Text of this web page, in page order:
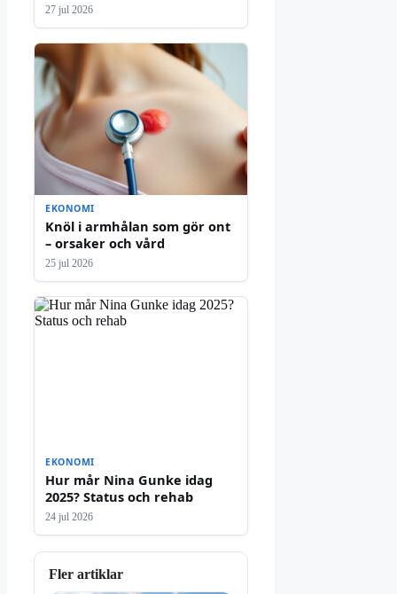
27 jul 2026
EKONOMI
Knöl i armhålan som gör ont
– orsaker och vård
25 jul 2026
EKONOMI
Hur mår Nina Gunke idag
2025? Status och rehab
24 jul 2026
Fler artiklar